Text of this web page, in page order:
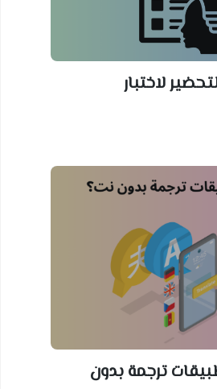
لاختبار
ترجمة بدون